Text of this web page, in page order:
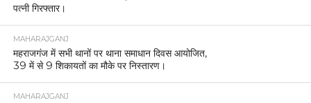
पत्नी गिरफ्तार।
MAHARAJGANJ
महराजगंज में सभी थानों पर थाना समाधान दिवस आयोजित,
39 में से 9 शिकायतों का मौके पर निस्तारण।
MAHARAJGANJ